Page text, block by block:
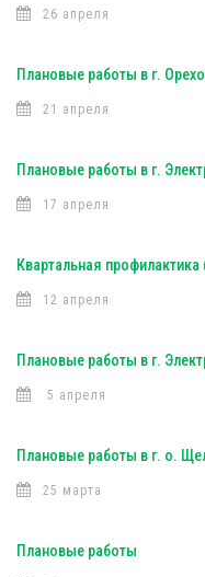
26 апреля
Плановые работы в г.
21 апреля
Плановые работы в г.
17 апреля
Квартальная
12 апреля
Плановые работы в г.
5 апреля
Плановые работы в г. о.
25 марта
Плановые работы